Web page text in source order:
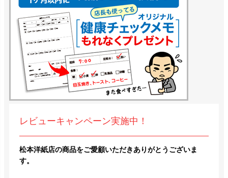
レビューキャンペーン実施中！
松本洋紙店の商品をご愛顧いただきありがとうございま
す。